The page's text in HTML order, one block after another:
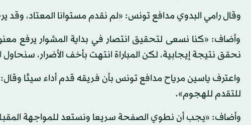
وقال رامي البدوي مدافع تونس: «لم نقدم مستوانا المعتاد، وقد
وأضاف: «كنا نسعى لتحقيق انتصار في بداية المشوار يرفع
نحقق نتيجة إيجابية، لكن المباراة انتهت بأخف الأضرار، سنحاول
واعترف ياسين مرياح مدافع تونس بأن فريقه قدم أداء سيئا
للتقدم للهجوم».
وأضاف: «يجب أن نطوي الصفحة سريعا ونستعد للمواجهة